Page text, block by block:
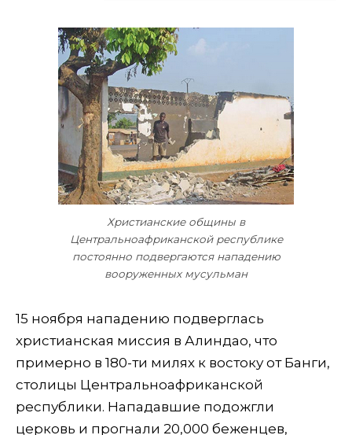
Христианские общины в
Центральноафриканской республике
постоянно подвергаются нападению
вооруженных мусульман
15 ноября нападению подверглась
христианская миссия в Алиндао, что
примерно в 180-ти милях к востоку от Банги,
столицы Центральноафриканской
республики. Нападавшие подожгли
церковь и прогнали 20,000 беженцев,